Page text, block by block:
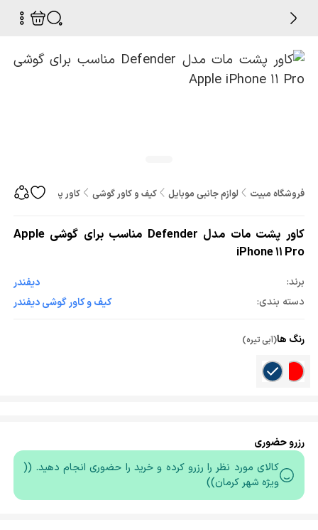
فروشگاه مبیت لوازم جانبی موبایل کیف و کاور گوشی کاور پشت مات مدل Defender مناسب برای گوشی Apple iPhone 11 Pro
کاور پشت مات مدل Defender مناسب برای گوشی Apple
iPhone 11 Pro
برند:
دیفندر
دسته بندی:
کیف و کاور گوشی دیفندر
رنگ ها(آبی تیره)
رزرو حضوری
کالای مورد نظر را رزرو کرده و خرید را حضوری انجام دهید. ((
ویژه شهر کرمان))